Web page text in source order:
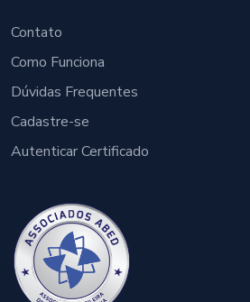
Contato
Como Funciona
Dúvidas Frequentes
Cadastre-se
Autenticar Certificado